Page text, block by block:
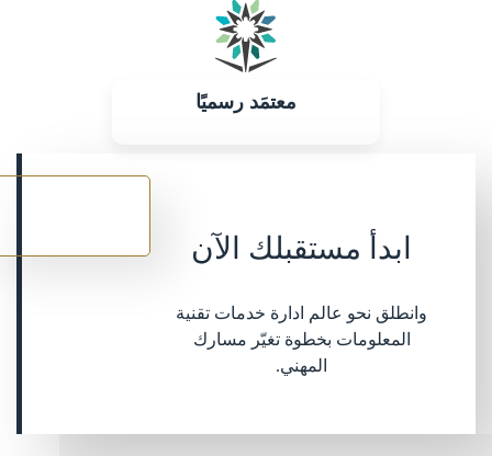
معتمَد رسميًا
ابدأ مستقبلك الآن
وانطلق نحو عالم ادارة خدمات تقنية
المعلومات بخطوة تغيّر مسارك
المهني.